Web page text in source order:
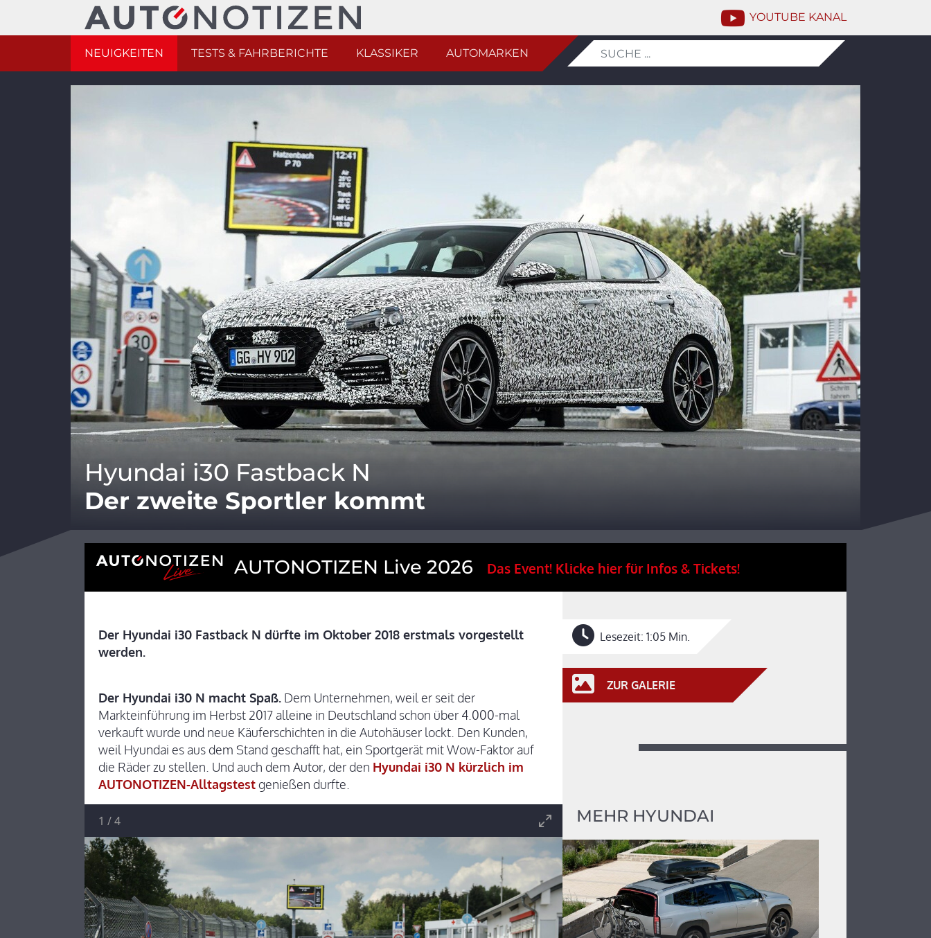
YOUTUBE KANAL
NEUIGKEITEN TESTS & FAHRBERICHTE KLASSIKER AUTOMARKEN
Hyundai i30 Fastback N
Der zweite Sportler kommt
AUTONOTIZEN Live 2026 Das Event! Klicke hier für Infos & Tickets!
Der Hyundai i30 Fastback N dürfte im Oktober 2018 erstmals vorgestellt
werden.
Der Hyundai i30 N macht Spaß. Dem Unternehmen, weil er seit der
Markteinführung im Herbst 2017 alleine in Deutschland schon über 4.000-mal
verkauft wurde und neue Käuferschichten in die Autohäuser lockt. Den Kunden,
weil Hyundai es aus dem Stand geschafft hat, ein Sportgerät mit Wow-Faktor auf
die Räder zu stellen. Und auch dem Autor, der den Hyundai i30 N kürzlich im
AUTONOTIZEN-Alltagstestgenießen durfte.
1 /4
Lesezeit: 1:05 Min.
ZUR GALERIE
MEHR HYUNDAI